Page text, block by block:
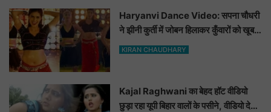
Haryanvi Dance Video: सपना चौधरी
ने झीनी कुर्ती में जोबन हिलाकर कुँवारों को खूब
ललचाया, यूट्यूब पर छाया Hot Dance
KIRAN CHAUDHARY
Kajal Raghwani का बेहद हॉट वीडियो
छुड़ा रहा यूपी बिहार वालों के पसीने, वीडियो देख